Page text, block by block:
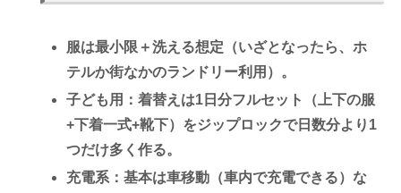
服は最小限＋洗える想定（いざとなったら、ホ
テルか街なかのランドリー利用）。
子ども用：着替えは1日分フルセット（上下の服
+下着一式+靴下）をジップロックで日数分より1
つだけ多く作る。
充電系：基本は車移動（車内で充電できる）な